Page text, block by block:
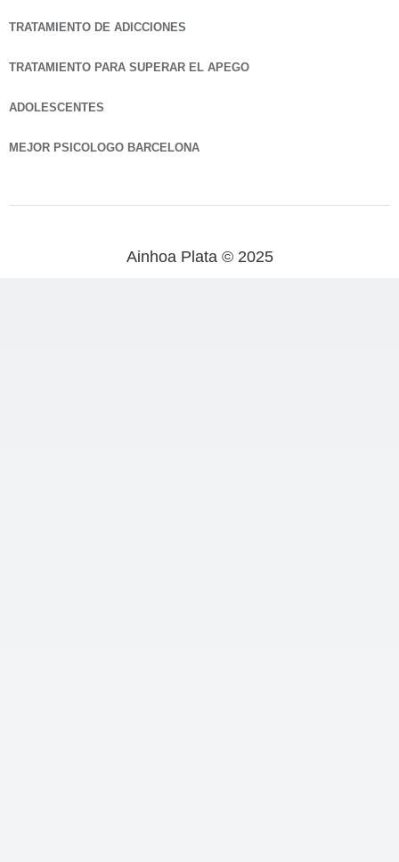
TRATAMIENTO DE ADICCIONES
TRATAMIENTO PARA SUPERAR EL APEGO
ADOLESCENTES
MEJOR PSICOLOGO BARCELONA
Ainhoa Plata © 2025